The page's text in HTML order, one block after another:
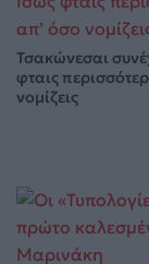
Τσακώνεσαι
φταις
νομίζεις